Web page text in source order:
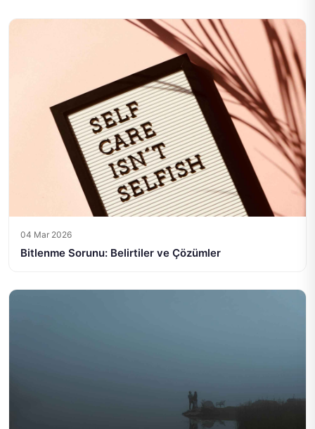
04 Mar 2026
Bitlenme Sorunu: Belirtiler ve Çözümler